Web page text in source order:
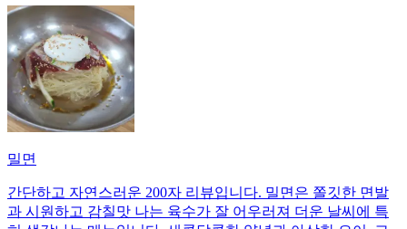
밀면
간단하고 자연스러운 200자 리뷰입니다. 밀면은 쫄깃한 면발
과 시원하고 감칠맛 나는 육수가 잘 어우러져 더운 날씨에 특